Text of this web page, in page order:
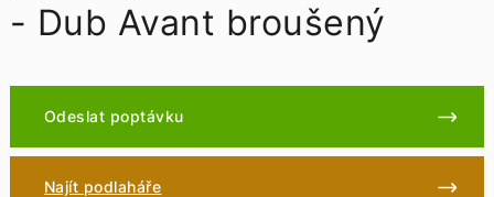
- Dub Avant broušený
Odeslat poptávku
Najít podlaháře